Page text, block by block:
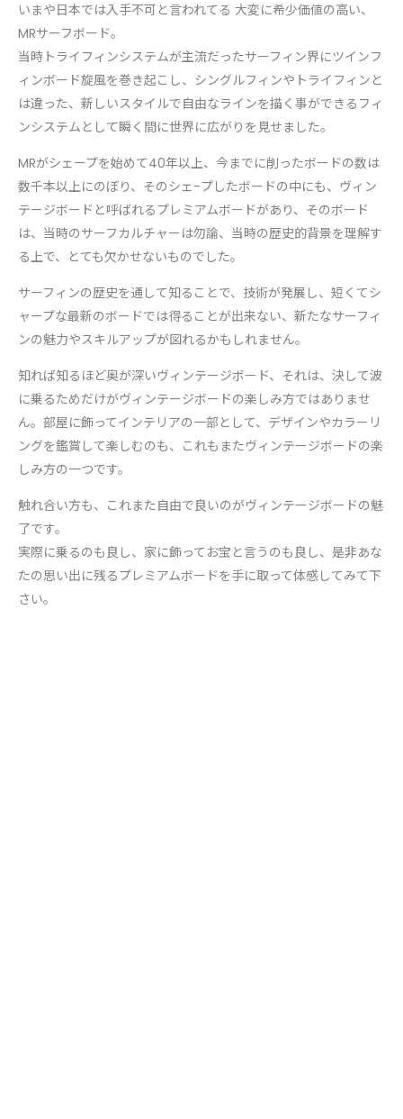
いまや日本では入手不可と言われてる 大変に希少価値の高い、
MRサーフボード。
当時トライフィンシステムが主流だったサーフィン界にツインフ
ィンボード旋風を巻き起こし、シングルフィンやトライフィンと
は違った、新しいスタイルで自由なラインを描く事ができるフィ
ンシステムとして瞬く間に世界に広がりを見せました。
MRがシェープを始めて40年以上、今までに削ったボードの数は
数千本以上にのぼり、そのシェ-プしたボードの中にも、ヴィン
テージボードと呼ばれるプレミアムボードがあり、そのボード
は、当時のサーフカルチャーは勿論、当時の歴史的背景を理解す
る上で、とても欠かせないものでした。
サーフィンの歴史を通して知ることで、技術が発展し、短くてシ
ャープな最新のボードでは得ることが出来ない、新たなサーフィ
ンの魅力やスキルアップが図れるかもしれません。
知れば知るほど奥が深いヴィンテージボード、それは、決して波
に乗るためだけがヴィンテージボードの楽しみ方ではありませ
ん。部屋に飾ってインテリアの一部として、デザインやカラーリ
ングを鑑賞して楽しむのも、これもまたヴィンテージボードの楽
しみ方の一つです。
触れ合い方も、これまた自由で良いのがヴィンテージボードの魅
了です。
実際に乗るのも良し、家に飾ってお宝と言うのも良し、是非あな
たの思い出に残るプレミアムボードを手に取って体感してみて下
さい。